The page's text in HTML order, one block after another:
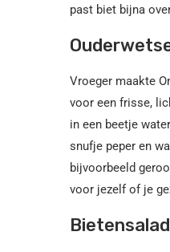
past biet bijna
Vroeger maakte
voor een frisse,
in een beetje
snufje peper en
bijvoorbeeld
voor jezelf of je